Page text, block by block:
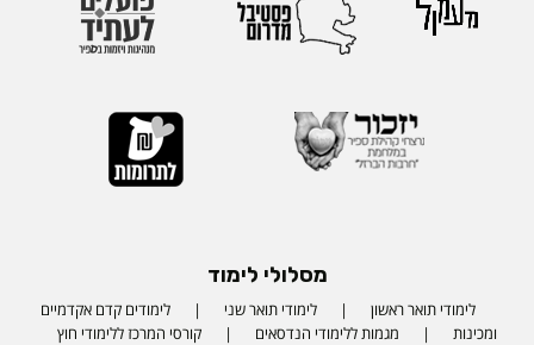
מסלולי לימוד
לימודי תואר ראשון לימודי תואר שני
לימודים קדם אקדמיים
ומכינות
מגמות ללימודי הנדסאים קורסי המרכז ללימודי חוץ